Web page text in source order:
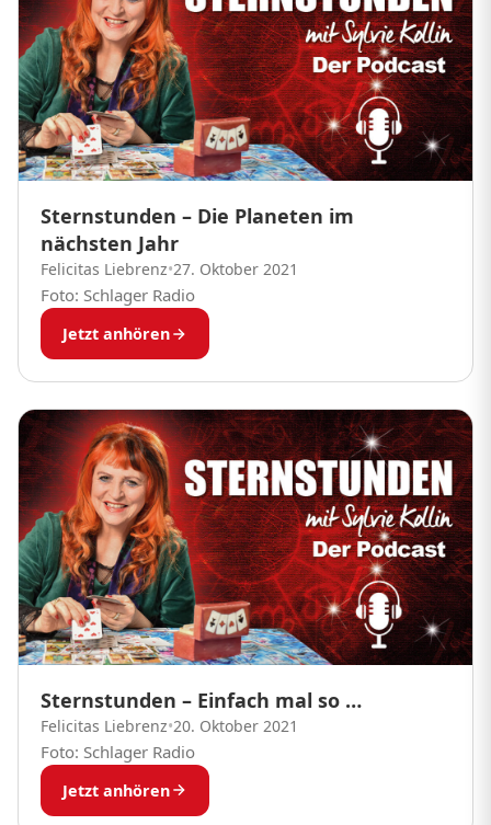
Sternstunden – Die Planeten im
nächsten Jahr
Felicitas Liebrenz•27. Oktober 2021
Foto: Schlager Radio
Jetzt anhören
Sternstunden – Einfach mal so …
Felicitas Liebrenz•20. Oktober 2021
Foto: Schlager Radio
Jetzt anhören